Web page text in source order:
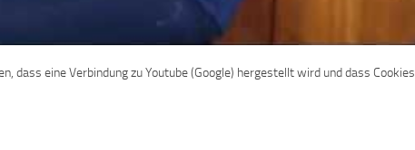
dass eine Verbindung zu Youtube (Google) hergestellt wird und dass Cookies